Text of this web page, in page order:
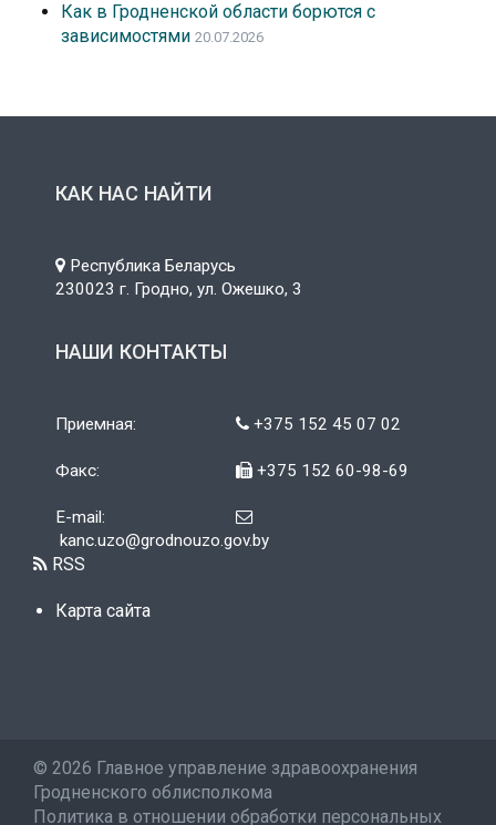
Как в Гродненской области борются с
зависимостями 20.07.2026
КАК НАС НАЙТИ
Республика Беларусь
230023 г. Гродно, ул. Ожешко, 3
НАШИ КОНТАКТЫ
Приемная: +375 152 45 07 02
Факс: +375 152 60-98-69
E-mail:
kanc.uzo@grodnouzo.gov.by
RSS
Карта сайта
© 2026 Главное управление здравоохранения
Гродненского облисполкома
Политика в отношении обработки персональных